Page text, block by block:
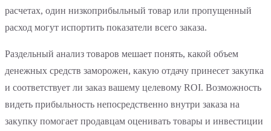
расчетах, один низкоприбыльный товар или пропущенный
расход могут испортить показатели всего заказа.
Раздельный анализ товаров мешает понять, какой объем
денежных средств заморожен, какую отдачу принесет закупка
и соответствует ли заказ вашему целевому ROI. Возможность
видеть прибыльность непосредственно внутри заказа на
закупку помогает продавцам оценивать товары и инвестиции